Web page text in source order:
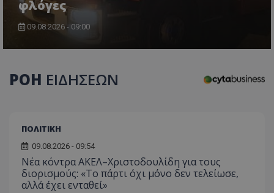
φλόγες
09.08.2026 - 09:00
ΡΟΗ ΕΙΔΗΣΕΩΝ
ΠΟΛΙΤΙΚΗ
09.08.2026 - 09:54
Νέα κόντρα ΑΚΕΛ–Χριστοδουλίδη για τους
διορισμούς: «Το πάρτι όχι μόνο δεν τελείωσε,
αλλά έχει ενταθεί»